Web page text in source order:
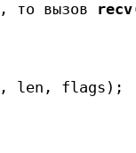
то вызов recv
len, flags);